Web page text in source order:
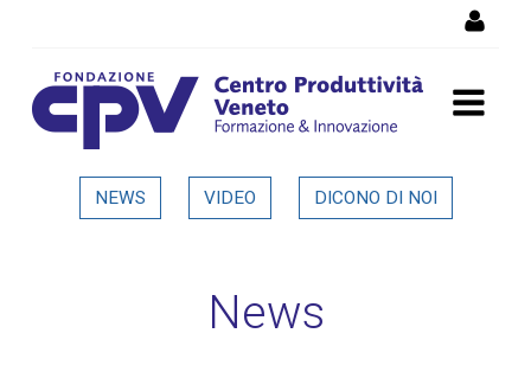
Super alleanza tra CPV e
Vicenza - Dettaglio in
NEWS VIDEO DICONO DI NOI
News